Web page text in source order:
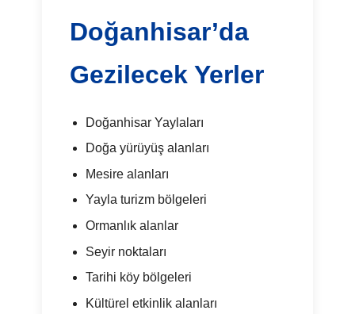
Doğanhisar’da
Gezilecek Yerler
Doğanhisar Yaylaları
Doğa yürüyüş alanları
Mesire alanları
Yayla turizm bölgeleri
Ormanlık alanlar
Seyir noktaları
Tarihi köy bölgeleri
Kültürel etkinlik alanları